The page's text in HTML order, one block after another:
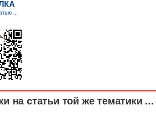
на статьи той же тематики ...